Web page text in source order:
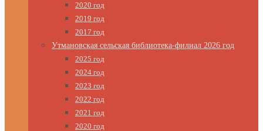
2020 год
2019 год
2017 год
Утмановская сельская библиотека-филиал 2026 год
2025 год
2024 год
2023 год
2022 год
2021 год
2020 год